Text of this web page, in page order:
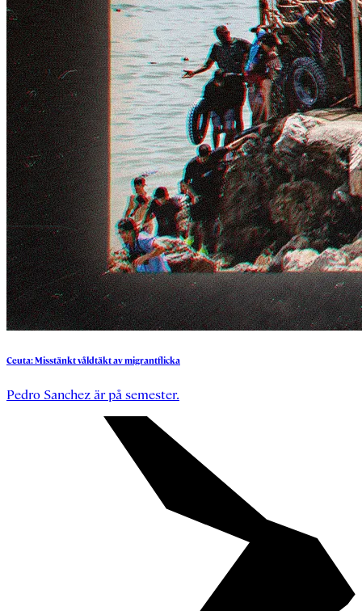
Ceuta:Misstänktvåldtäktavmigrantflicka
Pedro Sanchez är på semester.